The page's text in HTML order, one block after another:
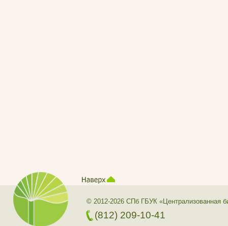
© 2012-2026 СПб ГБУК «Централизованная
(812) 209-10-41